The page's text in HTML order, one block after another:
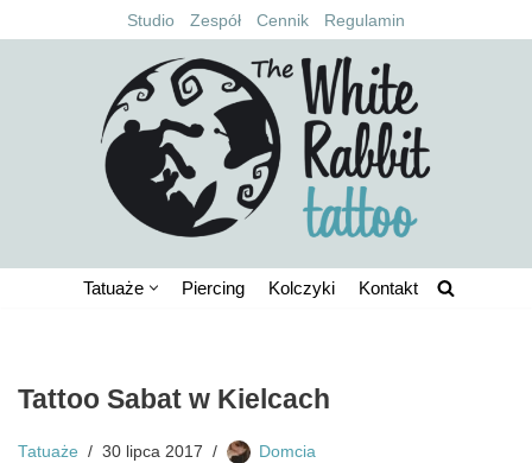
Studio Zespół Cennik Regulamin
Tatuaże Piercing Kolczyki Kontakt
Tattoo Sabat w Kielcach
Tatuaże 30 lipca 2017 Domcia